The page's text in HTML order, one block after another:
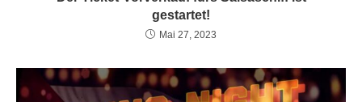
gestartet!
Mai 27, 2023